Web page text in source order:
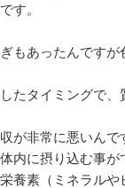
す。
もあったんです
たタイミングで
が非常に悪いんで
内に摂り込む事が
養素（ミネラルや